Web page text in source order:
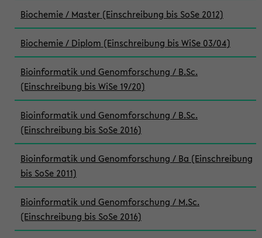
Biochemie / Master (Einschreibung bis SoSe 2012)
Biochemie / Diplom (Einschreibung bis WiSe 03/04)
Bioinformatik und Genomforschung / B.Sc.
(Einschreibung bis WiSe 19/20)
Bioinformatik und Genomforschung / B.Sc.
(Einschreibung bis SoSe 2016)
Bioinformatik und Genomforschung / Ba (Einschreibung
bis SoSe 2011)
Bioinformatik und Genomforschung / M.Sc.
(Einschreibung bis SoSe 2016)